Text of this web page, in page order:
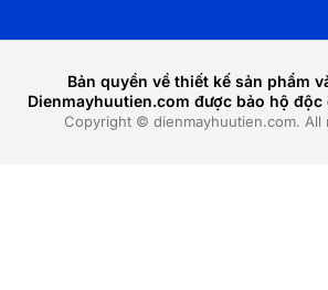
Copyright © dienmayhuutien.com. All
Bản quyền về thiết kế sản phẩm
Dienmayhuutien.com được bảo hộ độc